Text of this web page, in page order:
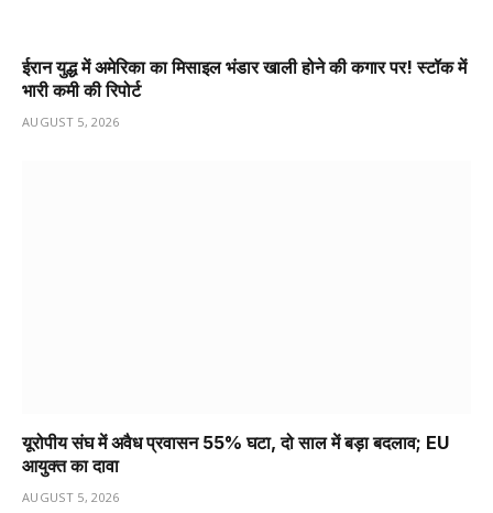
ईरान युद्ध में अमेरिका का मिसाइल भंडार खाली होने की कगार पर! स्टॉक में
भारी कमी की रिपोर्ट
AUGUST 5, 2026
यूरोपीय संघ में अवैध प्रवासन 55% घटा, दो साल में बड़ा बदलाव; EU
आयुक्त का दावा
AUGUST 5, 2026